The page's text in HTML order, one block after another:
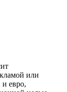
или
евро,